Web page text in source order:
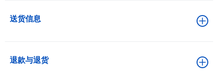
送货信息
退款与退货